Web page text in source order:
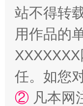
站不得转
用作品的
任。如您
② 凡本网